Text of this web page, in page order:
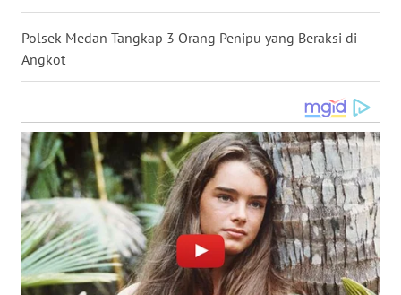
Polsek Medan Tangkap 3 Orang Penipu yang Beraksi di
Angkot
JATENG
WN
WN
JOGJA
WN
JATIM
WN